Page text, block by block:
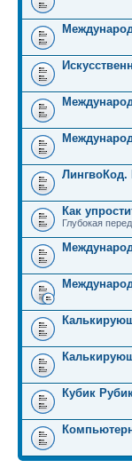
Как
Глубокая
Кубик